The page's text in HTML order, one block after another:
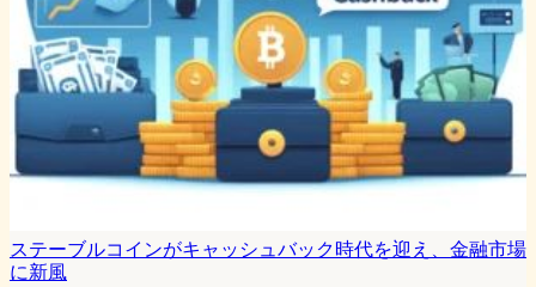
ステーブルコインがキャッシュバック時代を迎え、金融市場
に新風